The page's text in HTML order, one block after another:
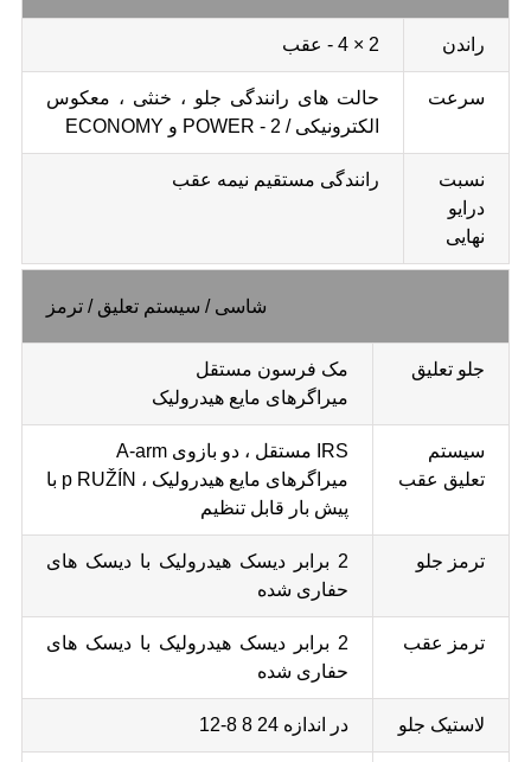
راندن 2 × 4 - عقب
سرعت
حالت های رانندگی جلو ، خنثی ، معکوس
الکترونیکی / 2 - POWER و ECONOMY
نسبت
درایو
نهایی
رانندگی مستقیم نیمه عقب
شاسی / سیستم تعلیق / ترمز
جلو تعلیق
مک فرسون مستقل
میراگرهای مایع هیدرولیک
سیستم
تعلیق عقب
IRS مستقل ، دو بازوی A-arm
میراگرهای مایع هیدرولیک ، p RUŽÍN با
پیش بار قابل تنظیم
ترمز جلو
2 برابر دیسک هیدرولیک با دیسک های
حفاری شده
ترمز عقب
2 برابر دیسک هیدرولیک با دیسک های
حفاری شده
لاستیک جلو در اندازه 24 8 8-12